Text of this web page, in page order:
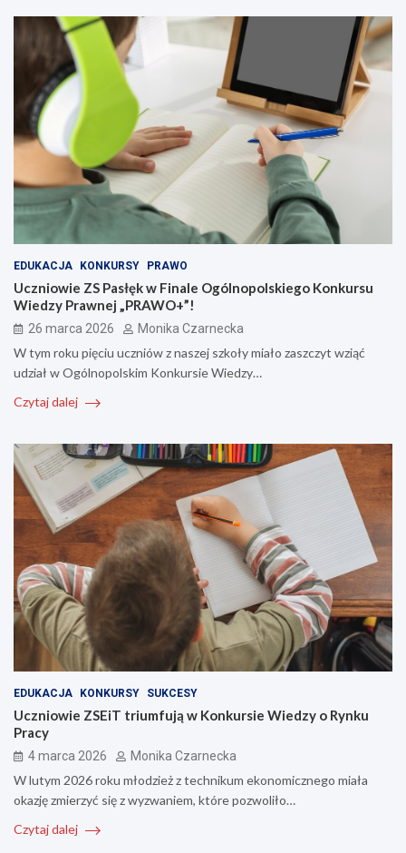
EDUKACJA KONKURSY PRAWO
Uczniowie ZS Pasłęk w Finale Ogólnopolskiego Konkursu
Wiedzy Prawnej „PRAWO+”!
26 marca 2026 Monika Czarnecka
W tym roku pięciu uczniów z naszej szkoły miało zaszczyt wziąć
udział w Ogólnopolskim Konkursie Wiedzy…
Czytaj dalej
EDUKACJA KONKURSY SUKCESY
Uczniowie ZSEiT triumfują w Konkursie Wiedzy o Rynku
Pracy
4 marca 2026 Monika Czarnecka
W lutym 2026 roku młodzież z technikum ekonomicznego miała
okazję zmierzyć się z wyzwaniem, które pozwoliło…
Czytaj dalej